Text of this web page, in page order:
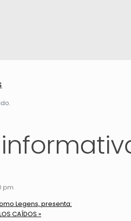
pm
Legens, presenta:
CAÍDOS »